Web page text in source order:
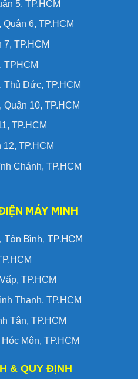
5, TP.HCM
6, TP.HCM
7, TP.HCM
TPHCM
Thủ Đức, TP.HCM
10, TP.HCM
TP.HCM
TP.HCM
Chánh, TP.HCM
MÁY MINH
Bình, TP.HCM
TP.HCM
Thạnh, TP.HCM
Tân, TP.HCM
Môn, TP.HCM
& QUY ĐỊNH